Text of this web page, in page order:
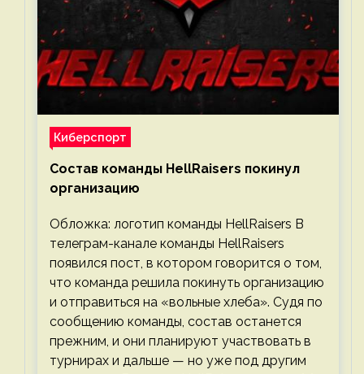
Киберспорт
Состав команды HellRaisers покинул
организацию
Обложка: логотип команды HellRaisers В
телеграм-канале команды HellRaisers
появился пост, в котором говорится о том,
что команда решила покинуть организацию
и отправиться на «вольные хлеба». Судя по
сообщению команды, состав останется
прежним, и они планируют участвовать в
турнирах и дальше — но уже под другим